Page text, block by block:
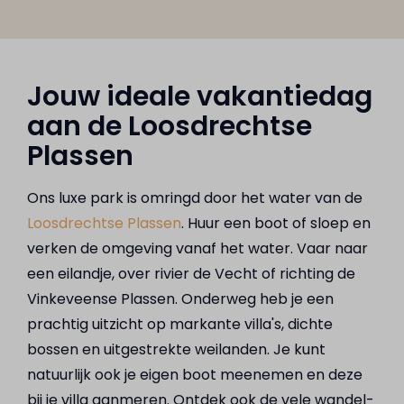
Jouw ideale vakantiedag
aan de Loosdrechtse
Plassen
Ons luxe park is omringd door het water van de
Loosdrechtse Plassen. Huur een boot of sloep en
verken de omgeving vanaf het water. Vaar naar
een eilandje, over rivier de Vecht of richting de
Vinkeveense Plassen. Onderweg heb je een
prachtig uitzicht op markante villa's, dichte
bossen en uitgestrekte weilanden. Je kunt
natuurlijk ook je eigen boot meenemen en deze